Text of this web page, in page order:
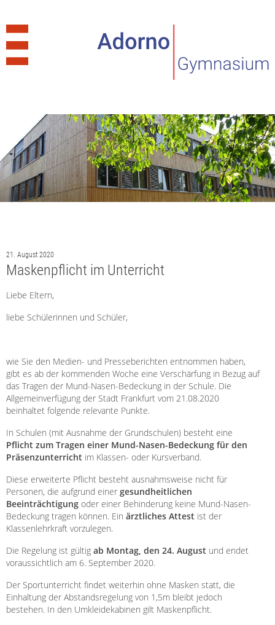
21. August 2020
Maskenpflicht im Unterricht
Liebe Eltern,
liebe Schülerinnen und Schüler,
wie Sie den Medien- und Presseberichten entnommen haben,
gibt es ab der kommenden Woche eine Verschärfung in Bezug auf
das Tragen der Mund-Nasen-Bedeckung in der Schule. Die
Allgemeinverfügung der Stadt Frankfurt vom 21.08.2020
beinhaltet folgende relevante Punkte.
In Schulen (mit Ausnahme der Grundschulen) besteht eine
Pflicht zum Tragen einer Mund-Nasen-Bedeckung für den
Präsenzunterricht im Klassen- oder Kursverband.
Diese erweiterte Pflicht besteht ausnahmsweise nicht für
Personen, die aufgrund einer gesundheitlichen
Beeinträchtigung oder einer Behinderung keine Mund-Nasen-
Bedeckung tragen können. Ein ärztliches Attest ist der
Klassenlehrkraft vorzulegen.
Die Regelung ist gültig ab Montag, den 24. August und endet
voraussichtlich am 6. September 2020.
Der Sportunterricht findet weiterhin ohne Masken statt, die
Einhaltung der Abstandsregelung von 1,5m bleibt jedoch
bestehen. In den Umkleidekabinen gilt Maskenpflicht.